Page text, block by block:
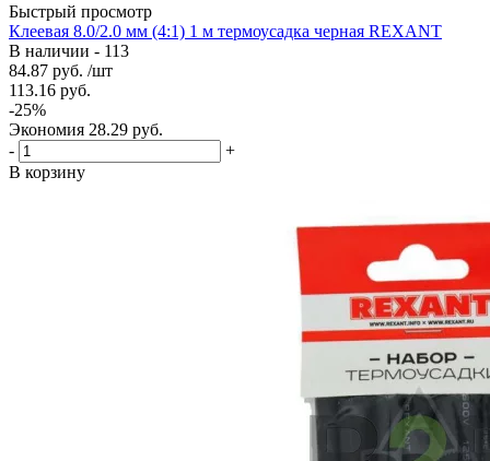
Быстрый просмотр
Клеевая 8.0/2.0 мм (4:1) 1 м термоусадка черная REXANT
В наличии - 113
84.87 руб. /шт
113.16 руб.
-25%
Экономия 28.29 руб.
-
+
В корзину